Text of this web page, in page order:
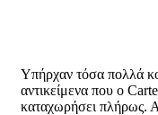
Υπήρχαν τόσα πολλά
αντικείμενα που ο
καταχωρήσει πλήρως.